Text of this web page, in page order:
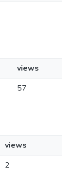
views
57
views
2